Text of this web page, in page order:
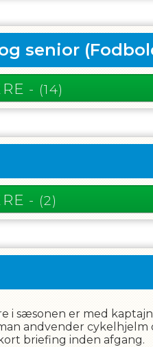
senior
- (14)
- (2)
i sæsonen er med
andvender
briefing inden afgang.